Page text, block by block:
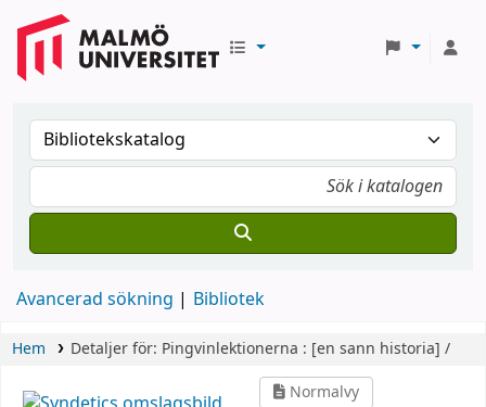
Avancerad sökning Bibliotek
Hem Detaljer för: Pingvinlektionerna : [en sann historia] /
Normalvy